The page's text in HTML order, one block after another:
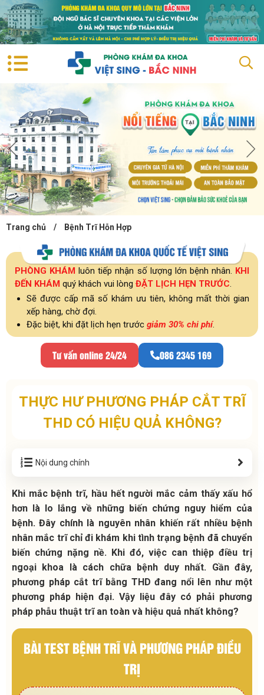
Trang chủ / Bệnh Trĩ Hỗn Hợp
PHÒNG KHÁM luôn tiếp nhận số lượng lớn bệnh nhân. KHI
ĐẾN KHÁM quý khách vui lòng ĐẶT LỊCH HẸN TRƯỚC.
Sẽ được cấp mã số khám ưu tiên, không mất thời gian
xếp hàng, chờ đợi.
Đặc biệt, khi đặt lịch hẹn trước giảm 30% chi phí.
Tư vấn online 24/24 086 2345 169
THỰC HƯ PHƯƠNG PHÁP CẮT TRĨ
THD CÓ HIỆU QUẢ KHÔNG?
Nội dung chính
Khi mắc bệnh trĩ, hầu hết người mắc cảm thấy xấu hổ
hơn là lo lắng về những biến chứng nguy hiểm của
bệnh. Đây chính là nguyên nhân khiến rất nhiều bệnh
nhân mắc trĩ chỉ đi khám khi tình trạng bệnh đã chuyển
biến chứng nặng nề. Khi đó, việc can thiệp điều trị
ngoại khoa là cách chữa bệnh duy nhất. Gần đây,
phương pháp cắt trĩ bằng THD đang nổi lên như một
phương pháp hiện đại. Vậy liệu đây có phải phương
pháp phẫu thuật trĩ an toàn và hiệu quả nhất không?
BÀI TEST BỆNH TRĨ VÀ PHƯƠNG PHÁP ĐIỀU
TRỊ